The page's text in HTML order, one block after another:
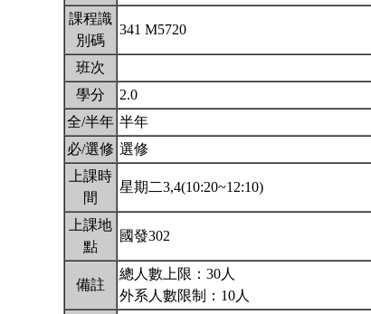
課程識
別碼
341 M5720
班次
學分
2.0
全/半年 半年
必/選修 選修
上課時
間
星期二3,4(10:20~12:10)
上課地
點
國發302
備註
總人數上限：30人
外系人數限制：10人